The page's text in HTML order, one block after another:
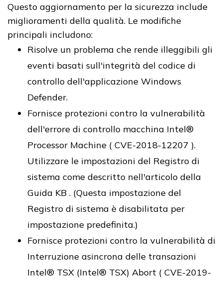
Questo aggiornamento per la sicurezza include
miglioramenti della qualità. Le modifiche
principali includono:
Risolve un problema che rende illeggibili gli
eventi basati sull'integrità del codice di
controllo dell'applicazione Windows
Defender.
Fornisce protezioni contro la vulnerabilità
dell'errore di controllo macchina Intel®
Processor Machine ( CVE-2018-12207 ).
Utilizzare le impostazioni del Registro di
sistema come descritto nell'articolo della
Guida KB . (Questa impostazione del
Registro di sistema è disabilitata per
impostazione predefinita.)
Fornisce protezioni contro la vulnerabilità di
Interruzione asincrona delle transazioni
Intel® TSX (Intel® TSX) Abort ( CVE-2019-